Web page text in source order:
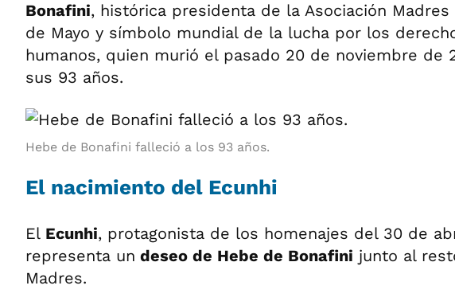
Bonafini, histórica presidenta de la Asociación Madres
de Mayo y símbolo mundial de la lucha por los
humanos, quien murió el pasado 20 de noviembre de
sus 93 años.
Hebe de Bonafini falleció a los 93 años.
El nacimiento del Ecunhi
El Ecunhi, protagonista de los homenajes del 30 de
representa un deseo de Hebe de Bonafini junto al
Madres.